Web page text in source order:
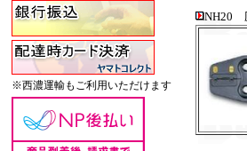
NH20
※西濃運輸もご利用いただけます